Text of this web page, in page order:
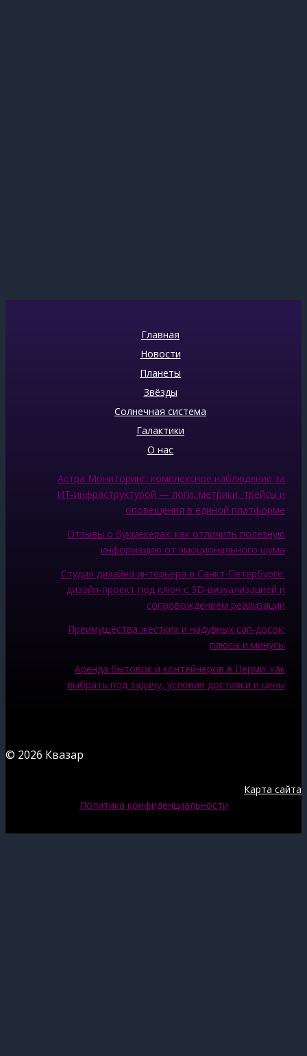
Главная
Новости
Планеты
Звёзды
Солнечная система
Галактики
О нас
Астра Мониторинг: комплексное наблюдение за
ИТ‑инфраструктурой — логи, метрики, трейсы и
оповещения в единой платформе
Отзывы о букмекерах: как отличить полезную
информацию от эмоционального шума
Студия дизайна интерьера в Санкт-Петербурге:
дизайн-проект под ключ с 3D-визуализацией и
сопровождением реализации
Преимущества жестких и надувных сап-досок:
плюсы и минусы
Аренда бытовок и контейнеров в Перми: как
выбрать под задачу, условия доставки и цены
© 2026 Квазар
Карта сайта
Политика конфиденциальности